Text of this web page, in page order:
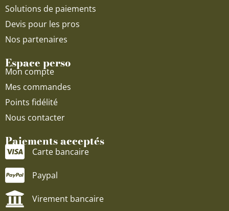
Solutions de paiements
Devis pour les pros
Nos partenaires
Espace perso
Mon compte
Mes commandes
Points fidélité
Nous contacter
Paiements acceptés
Carte bancaire
Paypal
Virement bancaire